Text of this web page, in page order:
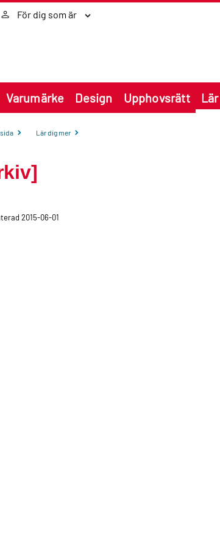
För dig som är
Varumärke Design Upphovsrätt
Lär dig mer
2015-06-01